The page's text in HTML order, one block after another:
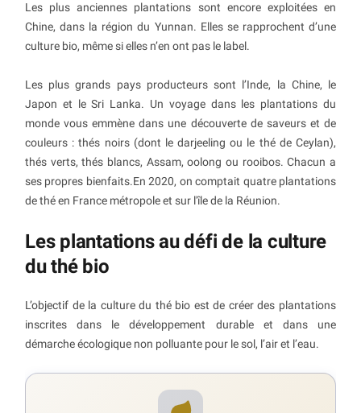
Les plus anciennes plantations sont encore exploitées en
Chine, dans la région du Yunnan. Elles se rapprochent d’une
culture bio, même si elles n’en ont pas le label.
Les plus grands pays producteurs sont l’Inde, la Chine, le
Japon et le Sri Lanka. Un voyage dans les plantations du
monde vous emmène dans une découverte de saveurs et de
couleurs : thés noirs (dont le darjeeling ou le thé de Ceylan),
thés verts, thés blancs, Assam, oolong ou rooibos. Chacun a
ses propres bienfaits.En 2020, on comptait quatre plantations
de thé en France métropole et sur l'île de la Réunion.
Les plantations au défi de la culture
du thé bio
L’objectif de la culture du thé bio est de créer des plantations
inscrites dans le développement durable et dans une
démarche écologique non polluante pour le sol, l’air et l’eau.